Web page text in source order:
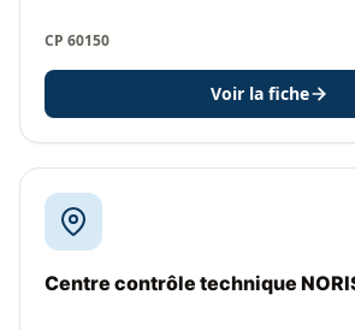
CP 60150
Voir la fiche
Centre contrôle technique